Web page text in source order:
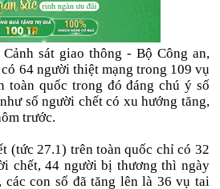
sát giao thông - Bộ Công an,
64 người thiệt mạng trong 109 vụ
toàn quốc trong đó đáng chú ý số
số người chết có xu hướng tăng,
trước.
(tức 27.1) trên toàn quốc chỉ có 32
chết, 44 người bị thương thì ngày
các con số đã tăng lên là 36 vụ tai